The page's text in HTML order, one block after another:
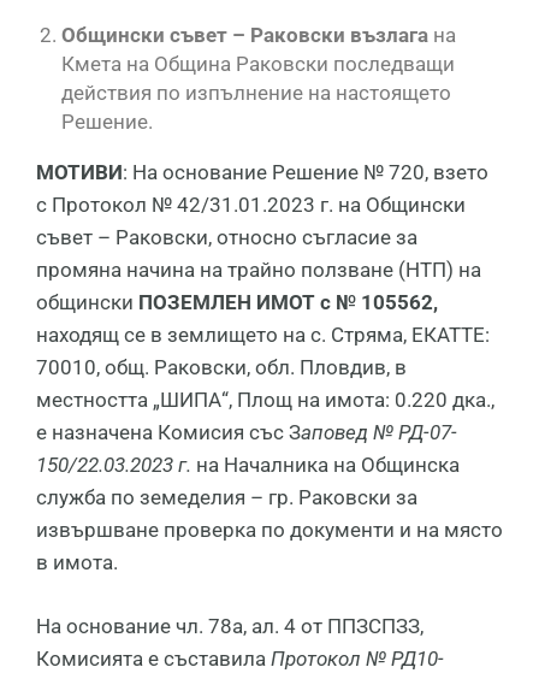
Общински съвет – Раковски възлага на
Кмета на Община Раковски последващи
действия по изпълнение на настоящето
Решение.
МОТИВИ: На основание Решение № 720, взето
с Протокол № 42/31.01.2023 г. на Общински
съвет – Раковски, относно съгласие за
промяна начина на трайно ползване (НТП) на
общински ПОЗЕМЛЕН ИМОТ с № 105562,
находящ се в землището на с. Стряма, ЕКАТТЕ:
70010, общ. Раковски, обл. Пловдив, в
местността „ШИПА“, Площ на имота: 0.220 дка.,
е назначена Комисия със Заповед № РД-07-
150/22.03.2023 г. на Началника на Общинска
служба по земеделия – гр. Раковски за
извършване проверка по документи и на място
в имота.
На основание чл. 78а, ал. 4 от ППЗСПЗЗ,
Комисията е съставила Протокол № РД10-